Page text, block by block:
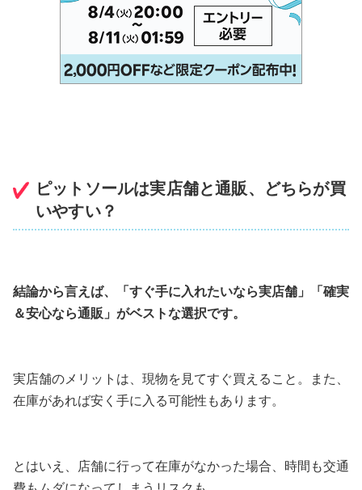
ピットソールは実店舗と通販、どちらが買
いやすい？
結論から言えば、「すぐ手に入れたいなら実店舗」「確実
＆安心なら通販」がベストな選択です。
実店舗のメリットは、現物を見てすぐ買えること。また、
在庫があれば安く手に入る可能性もあります。
とはいえ、店舗に行って在庫がなかった場合、時間も交通